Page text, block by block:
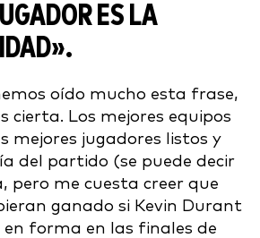
ES LA
oído mucho esta frase,
cierta. Los mejores equipos
mejores jugadores listos y
del partido (se puede decir
pero me cuesta creer que
ganado si Kevin Durant
forma en las finales de